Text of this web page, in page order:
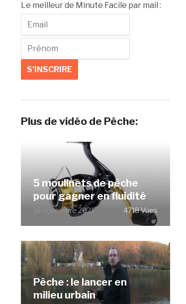
Le meilleur de Minute Facile par mail :
Plus de vidéo de Pêche:
5 moulinets de pêche
pour gagner en fluidité
16 novembre 2021 4718 Vues
Pêche : le lancer en
milieu urbain